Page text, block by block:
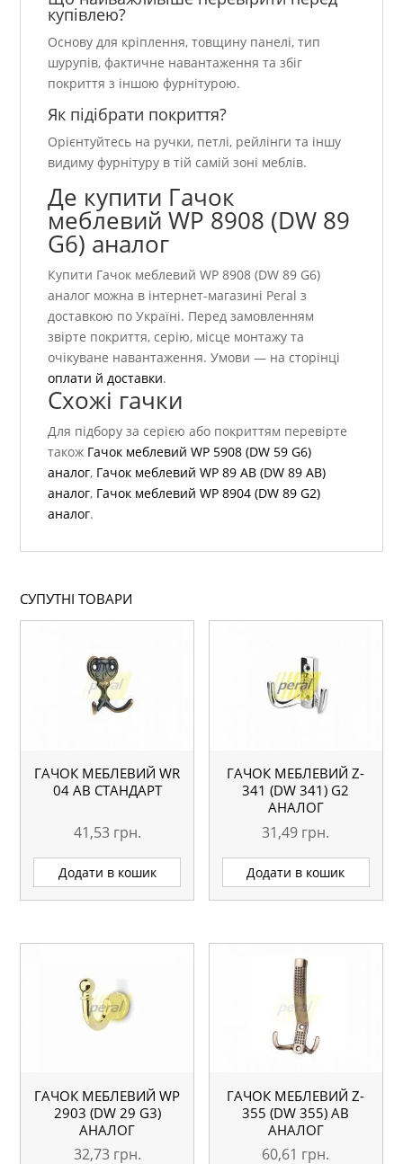
купівлею?
Основу для кріплення, товщину панелі, тип
шурупів, фактичне навантаження та збіг
покриття з іншою фурнітурою.
Як підібрати покриття?
Орієнтуйтесь на ручки, петлі, рейлінги та іншу
видиму фурнітуру в тій самій зоні меблів.
Де купити Гачок
меблевий WР 8908 (DW 89
G6) аналог
Купити Гачок меблевий WР 8908 (DW 89 G6)
аналог можна в інтернет-магазині Peral з
доставкою по Україні. Перед замовленням
звірте покриття, серію, місце монтажу та
очікуване навантаження. Умови — на сторінці
оплати й доставки.
Схожі гачки
Для підбору за серією або покриттям перевірте
також Гачок меблевий WР 5908 (DW 59 G6)
аналог, Гачок меблевий WР 89 AB (DW 89 AB)
аналог, Гачок меблевий WР 8904 (DW 89 G2)
аналог.
СУПУТНІ ТОВАРИ
ГАЧОК МЕБЛЕВИЙ WR
04 AB СТАНДАРТ
41,53 грн.
Додати в кошик
ГАЧОК МЕБЛЕВИЙ Z-
341 (DW 341) G2
АНАЛОГ
31,49 грн.
Додати в кошик
ГАЧОК МЕБЛЕВИЙ WР
2903 (DW 29 G3)
АНАЛОГ
32,73 грн.
ГАЧОК МЕБЛЕВИЙ Z-
355 (DW 355) АВ
АНАЛОГ
60,61 грн.